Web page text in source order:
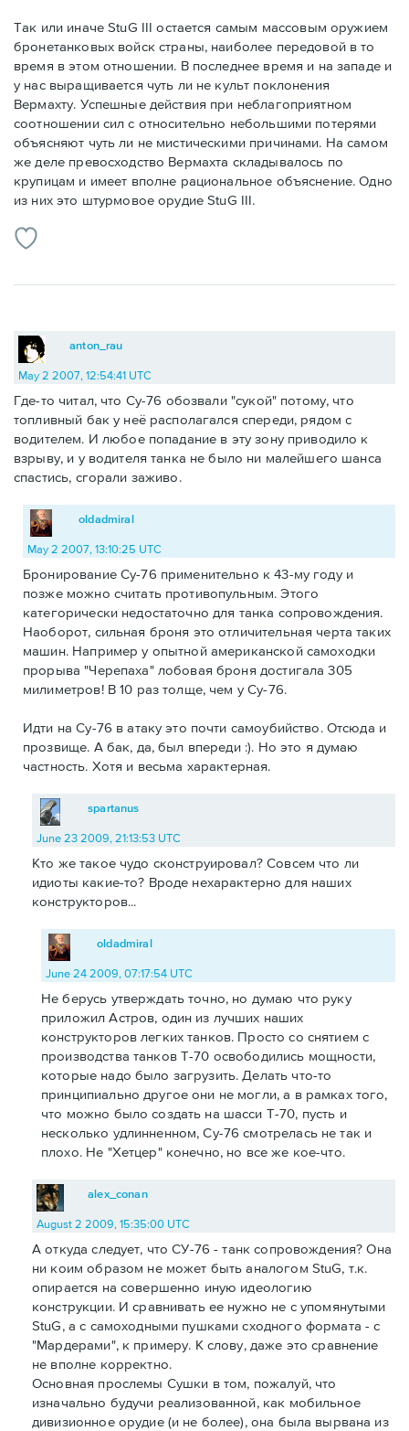
Так или иначе StuG III остается самым массовым оружием
бронетанковых войск страны, наиболее передовой в то
время в этом отношении. В последнее время и на западе и
у нас выращивается чуть ли не культ поклонения
Вермахту. Успешные действия при неблагоприятном
соотношении сил с относительно небольшими потерями
объясняют чуть ли не мистическими причинами. На самом
же деле превосходство Вермахта складывалось по
крупицам и имеет вполне рациональное объяснение. Одно
из них это штурмовое орудие StuG III.
anton_rau
May 2 2007, 12:54:41 UTC
Где-то читал, что Су-76 обозвали "сукой" потому, что
топливный бак у неё располагался спереди, рядом с
водителем. И любое попадание в эту зону приводило к
взрыву, и у водителя танка не было ни малейшего шанса
спастись, сгорали заживо.
oldadmiral
May 2 2007, 13:10:25 UTC
Бронирование Су-76 применительно к 43-му году и
позже можно считать противопульным. Этого
категорически недостаточно для танка сопровождения.
Наоборот, сильная броня это отличительная черта таких
машин. Например у опытной американской самоходки
прорыва "Черепаха" лобовая броня достигала 305
милиметров! В 10 раз толще, чем у Су-76.
Идти на Су-76 в атаку это почти самоубийство. Отсюда и
прозвище. А бак, да, был впереди :). Но это я думаю
частность. Хотя и весьма характерная.
spartanus
June 23 2009, 21:13:53 UTC
Кто же такое чудо сконструировал? Совсем что ли
идиоты какие-то? Вроде нехарактерно для наших
конструкторов...
oldadmiral
June 24 2009, 07:17:54 UTC
Не берусь утверждать точно, но думаю что руку
приложил Астров, один из лучших наших
конструкторов легких танков. Просто со снятием с
производства танков Т-70 освободились мощности,
которые надо было загрузить. Делать что-то
принципиально другое они не могли, а в рамках того,
что можно было создать на шасси Т-70, пусть и
несколько удлинненном, Су-76 смотрелась не так и
плохо. Не "Хетцер" конечно, но все же кое-что.
alex_conan
August 2 2009, 15:35:00 UTC
А откуда следует, что СУ-76 - танк сопровождения? Она
ни коим образом не может быть аналогом StuG, т.к.
опирается на совершенно иную идеологию
конструкции. И сравнивать ее нужно не с упомянутыми
StuG, а с самоходными пушками сходного формата - с
"Мардерами", к примеру. К слову, даже это сравнение
не вполне корректно.
Основная прослемы Сушки в том, пожалуй, что
изначально будучи реализованной, как мобильное
дивизионное орудие (и не более), она была вырвана из